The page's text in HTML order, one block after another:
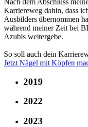
Nach dem Abschluss
Karriereweg dahin, dass
Ausbilders übernommen
während meiner Zeit bei
Azubis weitergebe.
So soll auch dein
Jetzt Nägel mit Köpfen
2019
2022
2023